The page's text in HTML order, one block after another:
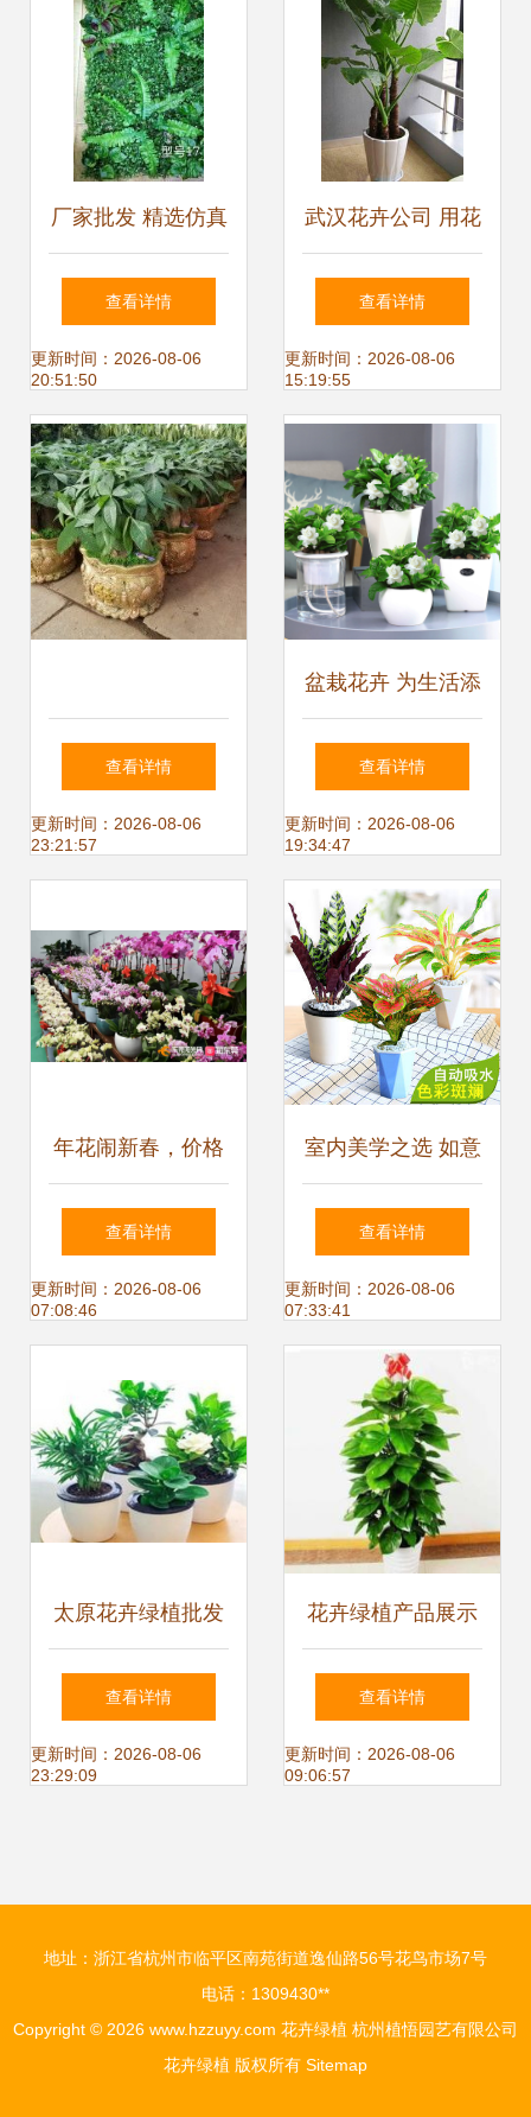
厂家批发 精选仿真
植物与人造草坪，
重庆鲜花绿植的新
选择
查看详情
更新时间：2026-08-06
20:51:50
武汉花卉公司 用花
卉绿植装点城市生
活
查看详情
更新时间：2026-08-06
15:19:55
查看详情
更新时间：2026-08-06
23:21:57
盆栽花卉 为生活添
一抹盎然绿意
查看详情
更新时间：2026-08-06
19:34:47
年花闹新春，价格
玩法一网打尽！@
东莞人备花诀窍
查看详情
更新时间：2026-08-06
07:08:46
室内美学之选 如意
盆栽竹芋与万年
红，绿植为客厅注
入自然灵韵
查看详情
更新时间：2026-08-06
07:33:41
太原花卉绿植批发
市场全解析 品种与
选购指南
查看详情
更新时间：2026-08-06
23:29:09
花卉绿植产品展示
自然之美，尽在指
尖
查看详情
更新时间：2026-08-06
09:06:57
地址：浙江省杭州市临平区南苑街道逸仙路56号花鸟市场7号
电话：1309430**
Copyright © 2026 www.hzzuyy.com 花卉绿植 杭州植悟园艺有限公司
花卉绿植 版权所有 Sitemap